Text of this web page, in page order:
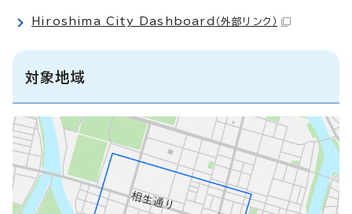
Hiroshima City Dashboard （外部リンク）
対象地域